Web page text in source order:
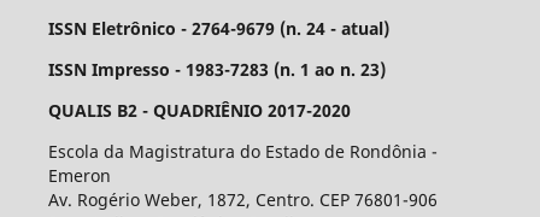
ISSN Eletrônico - 2764-9679 (n. 24 - atual)
ISSN Impresso - 1983-7283 (n. 1 ao n. 23)
QUALIS B2 - QUADRIÊNIO 2017-2020
Escola da Magistratura do Estado de Rondônia -
Emeron
Av. Rogério Weber, 1872, Centro. CEP 76801-906